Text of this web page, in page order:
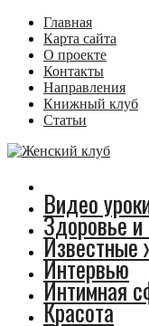
Главная
Карта сайта
О проекте
Контакты
Направления
Книжный клуб
Статьи
Видео
Здоровье и
Известные
Интервью
Интимная
Красота